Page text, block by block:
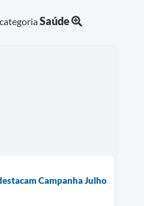
Saúde
Campanha Julho